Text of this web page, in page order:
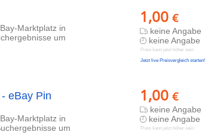
1,00 €
keine Angabe
keine Angabe
Preis kann jetzt höher sein
Jetzt live Preisvergleich starten!
Marktplatz in
um
1,00 €
keine Angabe
keine Angabe
Preis kann jetzt höher sein
eBay Pin
Marktplatz in
um